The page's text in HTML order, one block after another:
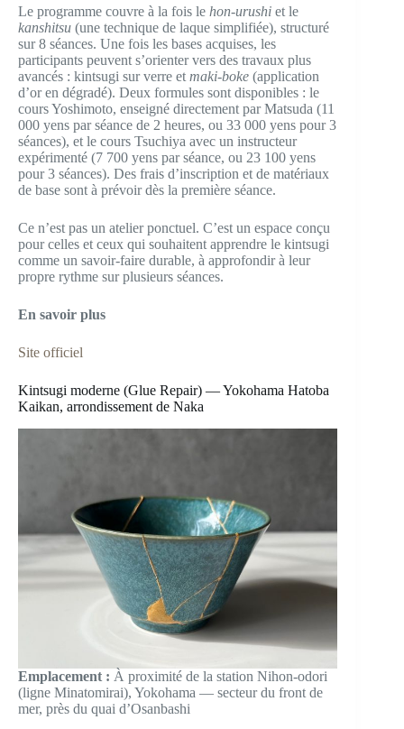
Le programme couvre à la fois le hon-urushi et le
kanshitsu (une technique de laque simplifiée), structuré
sur 8 séances. Une fois les bases acquises, les
participants peuvent s’orienter vers des travaux plus
avancés : kintsugi sur verre et maki-boke (application
d’or en dégradé). Deux formules sont disponibles : le
cours Yoshimoto, enseigné directement par Matsuda (11
000 yens par séance de 2 heures, ou 33 000 yens pour 3
séances), et le cours Tsuchiya avec un instructeur
expérimenté (7 700 yens par séance, ou 23 100 yens
pour 3 séances). Des frais d’inscription et de matériaux
de base sont à prévoir dès la première séance.
Ce n’est pas un atelier ponctuel. C’est un espace conçu
pour celles et ceux qui souhaitent apprendre le kintsugi
comme un savoir-faire durable, à approfondir à leur
propre rythme sur plusieurs séances.
En savoir plus
Site officiel
Kintsugi moderne (Glue Repair) — Yokohama Hatoba
Kaikan, arrondissement de Naka
Emplacement : À proximité de la station Nihon-odori
(ligne Minatomirai), Yokohama — secteur du front de
mer, près du quai d’Osanbashi